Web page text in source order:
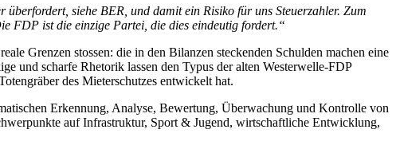
siehe BER, und damit ein Risiko für uns Steuerzahler. Zum
FDP ist die einzige Partei, die dies eindeutig fordert.“
Grenzen stossen: die in den Bilanzen steckenden Schulden machen eine
und scharfe Rhetorik lassen den Typus der alten Westerwelle-FDP
des Mieterschutzes entwickelt hat.
Erkennung, Analyse, Bewertung, Überwachung und Kontrolle von
auf Infrastruktur, Sport & Jugend, wirtschaftliche Entwicklung,